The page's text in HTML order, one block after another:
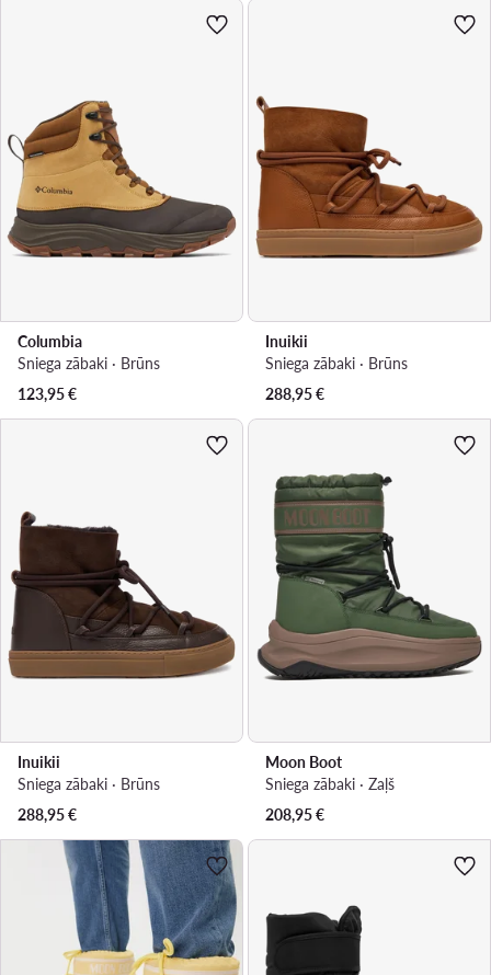
Columbia
Sniega zābaki · Brūns
123,95€
Inuikii
Sniega zābaki · Brūns
288,95€
Inuikii
Sniega zābaki · Brūns
288,95€
Moon Boot
Sniega zābaki · Zaļš
208,95€